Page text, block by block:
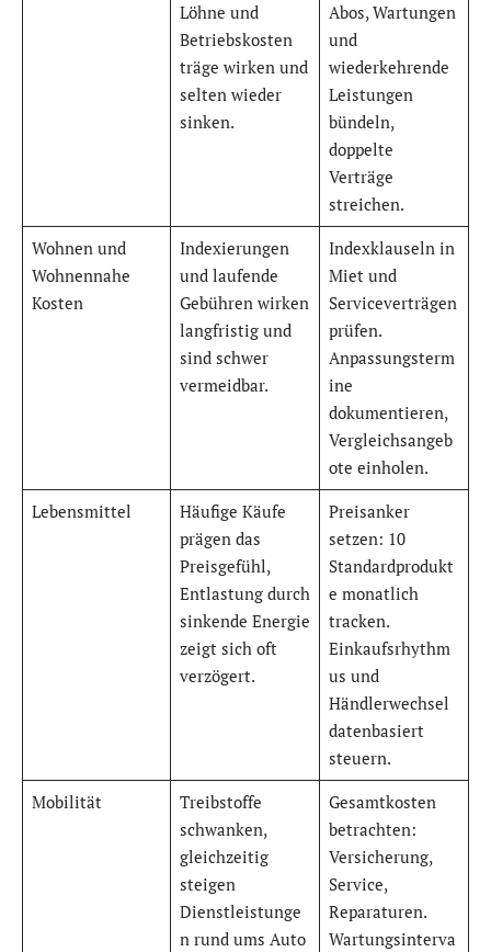
Löhne und
Betriebskosten
träge wirken und
selten wieder
sinken.
Abos, Wartungen
und
wiederkehrende
Leistungen
bündeln,
doppelte
Verträge
streichen.
Wohnen und
Wohnennahe
Kosten
Indexierungen
und laufende
Gebühren wirken
langfristig und
sind schwer
vermeidbar.
Indexklauseln in
Miet und
Serviceverträgen
prüfen.
Anpassungsterm
ine
dokumentieren,
Vergleichsangeb
ote einholen.
Lebensmittel
Häufige Käufe
prägen das
Preisgefühl,
Entlastung durch
sinkende Energie
zeigt sich oft
verzögert.
Preisanker
setzen: 10
Standardprodukt
e monatlich
tracken.
Einkaufsrhythm
us und
Händlerwechsel
datenbasiert
steuern.
Mobilität
Treibstoffe
schwanken,
gleichzeitig
steigen
Dienstleistunge
n rund ums Auto
Gesamtkosten
betrachten:
Versicherung,
Service,
Reparaturen.
Wartungsinterva